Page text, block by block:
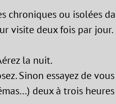
chroniques ou isolées
visite deux fois par jour.
la nuit.
Sinon essayez de
deux à trois